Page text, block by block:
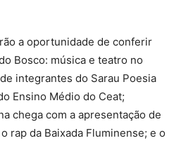
a oportunidade de conferir
Bosco: música e teatro no
integrantes do Sarau Poesia
Ensino Médio do Ceat;
chega com a apresentação de
rap da Baixada Fluminense; e o